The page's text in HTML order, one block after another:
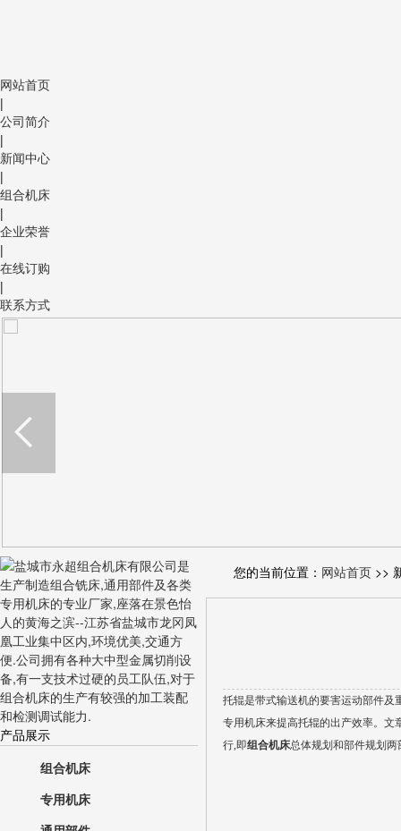
网站首页
|
公司简介
|
新闻中心
|
组合机床
|
企业荣誉
|
在线订购
|
联系方式
产品展示
组合机床
专用机床
您的当前位置： 网站首页 >>
托辊是带式输送机的要害运动部件及
专用机床来提高托辊的出产效率。文
行,即组合机床总体规划和部件规划两